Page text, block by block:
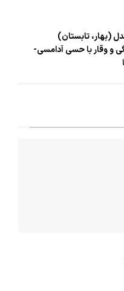
(بهار، تابستان)
و وقار با حسی آدامسی-